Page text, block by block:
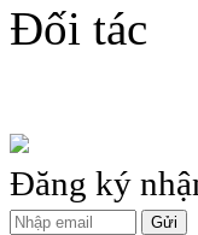
Đối tác
Đăng ký